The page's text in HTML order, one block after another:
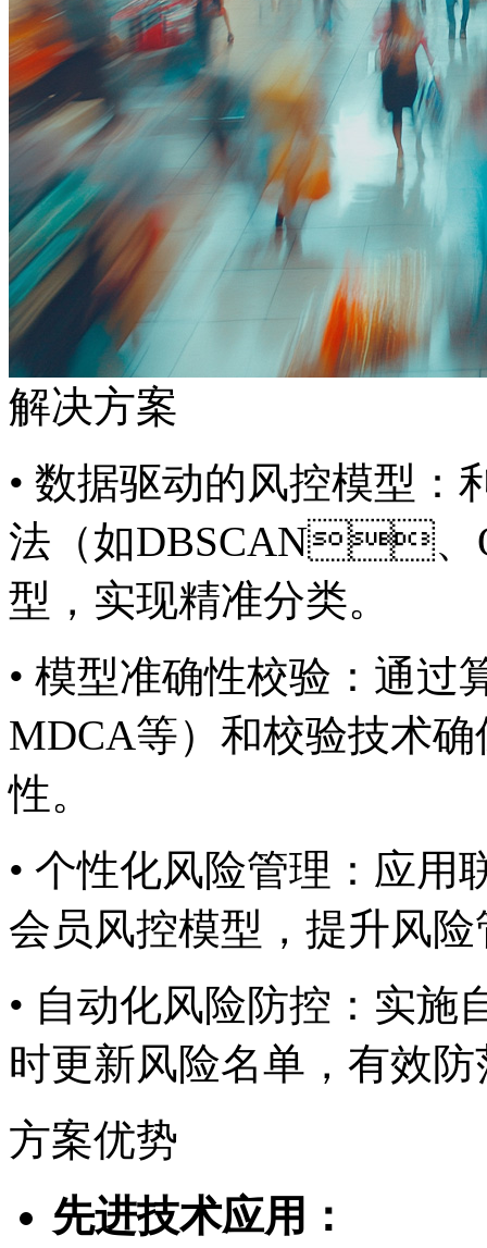
解决方案
• 数据驱动的风控模型
法（如DBSCAN、
型，实现精准分类。
• 模型准确性校验：
MDCA等）和校验技术
性。
• 个性化风险管理：应
会员风控模型，提升风
• 自动化风险防控：实
时更新风险名单，有效
方案优势
先进技术应用：